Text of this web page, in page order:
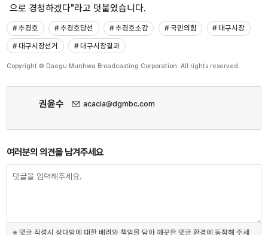
으로 경청하겠다"라고 덧붙였습니다.
# 추경호 # 추경호당선 # 추경호소감 # 국민의힘
# 대구시장
# 대구시장선거
# 대구시장결과
Copyright © Daegu Munhwa Broadcasting Corporation. All rights reserved.
권윤수 acacia@dgmbc.com
여러분의 의견을 남겨주세요
※ 댓글 작성시 상대방에 대한 배려와 책임을 담아 깨끗한 댓글 환경에 동참해 주세